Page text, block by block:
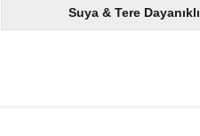
Suya & Tere Dayanıklı